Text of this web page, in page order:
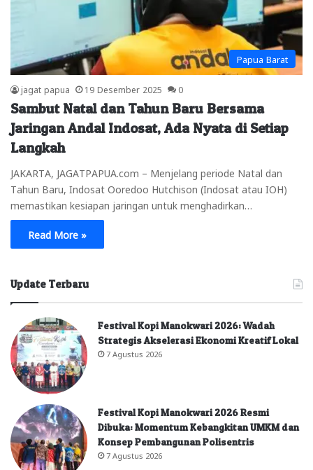
Papua Barat
jagat papua 19 Desember 2025 0
Sambut Natal dan Tahun Baru Bersama
Jaringan Andal Indosat, Ada Nyata di Setiap
Langkah
JAKARTA, JAGATPAPUA.com – Menjelang periode Natal dan
Tahun Baru, Indosat Ooredoo Hutchison (Indosat atau IOH)
memastikan kesiapan jaringan untuk menghadirkan…
Read More »
Update Terbaru
Festival Kopi Manokwari 2026: Wadah
Strategis Akselerasi Ekonomi Kreatif Lokal
7 Agustus 2026
Festival Kopi Manokwari 2026 Resmi
Dibuka: Momentum Kebangkitan UMKM dan
Konsep Pembangunan Polisentris
7 Agustus 2026